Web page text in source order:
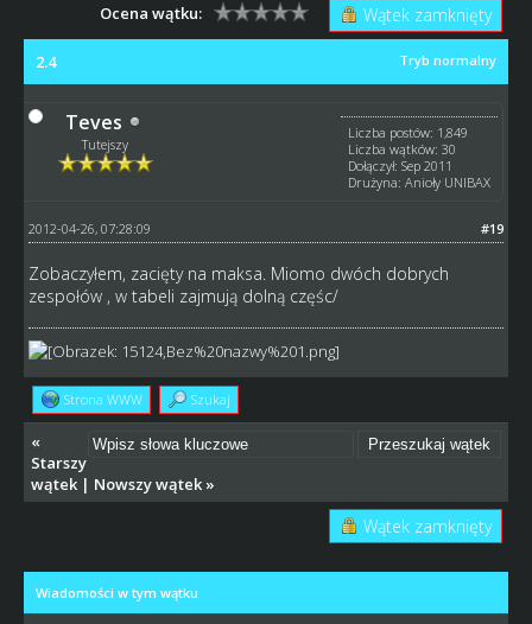
Wątek zamknięty
Ocena wątku:
Tryb normalny
2.4
Teves
Tutejszy
Liczba postów: 1,849
Liczba wątków: 30
Dołączył: Sep 2011
Drużyna: Anioły UNIBAX
#19
2012-04-26, 07:28:09
Zobaczyłem, zacięty na maksa. Miomo dwóch dobrych
zespołów , w tabeli zajmują dolną częśc/
Strona WWW Szukaj
«
Starszy
wątek| Nowszy wątek»
Wątek zamknięty
Wiadomości w tym wątku